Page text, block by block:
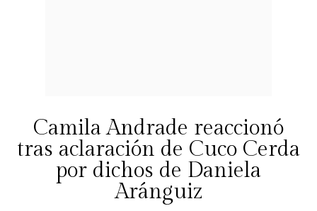
Camila Andrade reaccionó
tras aclaración de Cuco Cerda
por dichos de Daniela
Aránguiz